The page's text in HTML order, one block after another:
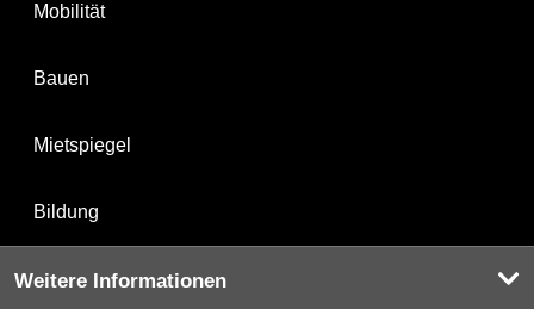
Mobilität
Bauen
Mietspiegel
Bildung
Weitere Informationen